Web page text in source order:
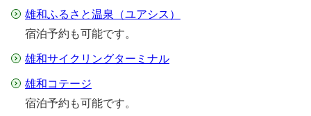
雄和ふるさと温泉（ユアシス）
宿泊予約も可能です。
雄和サイクリングターミナル
雄和コテージ
宿泊予約も可能です。